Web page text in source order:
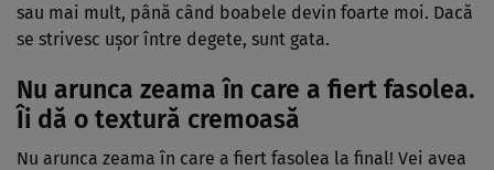
sau mai mult, până când boabele devin foarte moi. Dacă
se strivesc ușor între degete, sunt gata.
Nu arunca zeama în care a fiert fasolea.
Îi dă o textură cremoasă
Nu arunca zeama în care a fiert fasolea la final! Vei avea